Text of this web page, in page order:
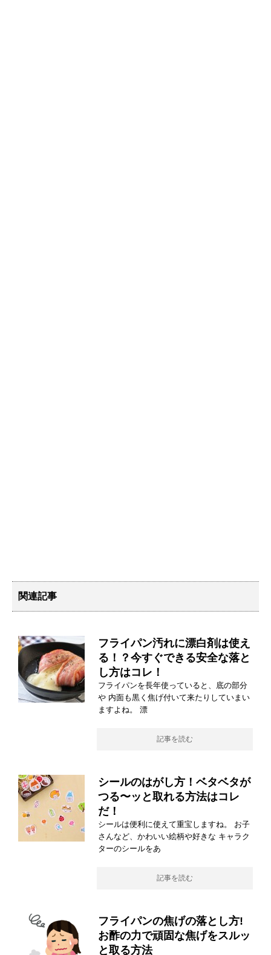
関連記事
フライパン汚れに漂白剤は使え
る！？今すぐできる安全な落と
し方はコレ！
フライパンを長年使っていると、底の部分
や 内面も黒く焦げ付いて来たりしていまい
ますよね。 漂
記事を読む
シールのはがし方！ベタベタが
つる〜ッと取れる方法はコレ
だ！
シールは便利に使えて重宝しますね。 お子
さんなど、かわいい絵柄や好きな キャラク
ターのシールをあ
記事を読む
フライパンの焦げの落とし方!
お酢の力で頑固な焦げをスルッ
と取る方法